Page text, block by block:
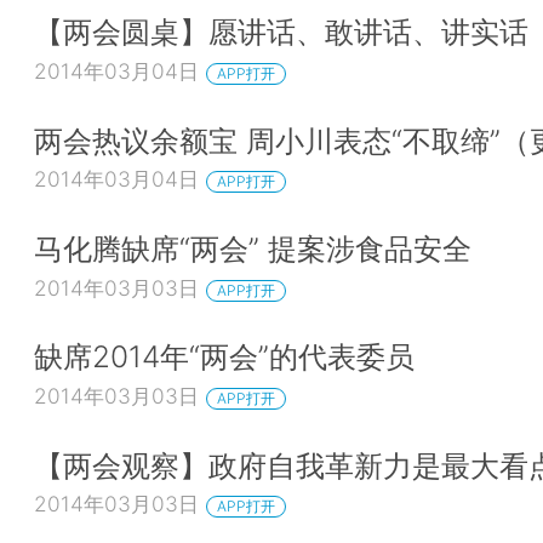
【两会圆桌】愿讲话、敢讲话、讲实话
2014年03月04日 APP打开
两会热议余额宝 周小川表态“不取缔”（
2014年03月04日 APP打开
马化腾缺席“两会” 提案涉食品安全
2014年03月03日 APP打开
缺席2014年“两会”的代表委员
2014年03月03日 APP打开
【两会观察】政府自我革新力是最大看
2014年03月03日 APP打开